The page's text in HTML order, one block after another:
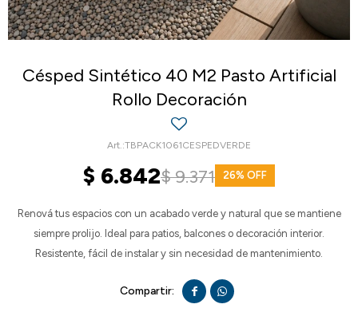
Césped Sintético 40 M2 Pasto Artificial
Rollo Decoración
TBPACK1061CESPEDVERDE
$ 6.842$9.371 26
Renová tus espacios con un acabado verde y natural que se mantiene
siempre prolijo. Ideal para patios, balcones o decoración interior.
Resistente, fácil de instalar y sin necesidad de mantenimiento.
 